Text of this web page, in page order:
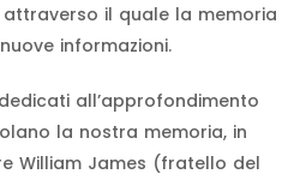
attraverso il quale la memoria
informazioni.
all’approfondimento
la nostra memoria, in
William James (fratello del